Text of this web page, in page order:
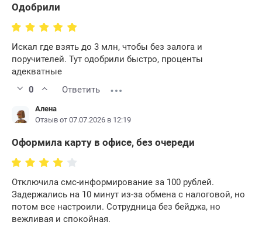
Одобрили
Искал где взять до 3 млн, чтобы без залога и
поручителей. Тут одобрили быстро, проценты
адекватные
0
Ответить
Алена
Отзыв от 07.07.2026 в 12:19
Оформила карту в офисе, без очереди
Отключила смс-информирование за 100 рублей.
Задержались на 10 минут из-за обмена с налоговой, но
потом все настроили. Сотрудница без бейджа, но
вежливая и спокойная.